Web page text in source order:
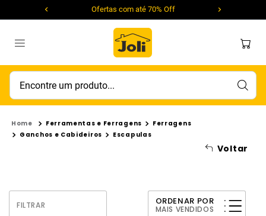
Ofertas com até 70% Off
Encontre um produto...
Voltar
Ferramentas e Ferragens
Ferragens
Ganchos e Cabideiros
Escapulas
FILTRAR ORDENAR POR
MAIS VENDIDOS